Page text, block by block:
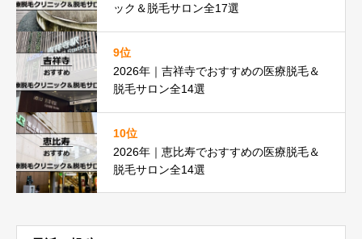
ック＆脱毛サロン全17選
9位
2026年｜吉祥寺でおすすめの医療脱毛＆
脱毛サロン全14選
10位
2026年｜恵比寿でおすすめの医療脱毛＆
脱毛サロン全14選